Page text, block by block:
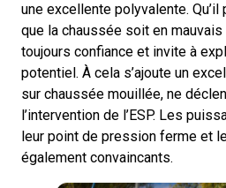
une excellente polyvalente. Qu’il
que la chaussée soit en
toujours confiance et invite à
potentiel. À cela s’ajoute un
sur chaussée mouillée, ne
l’intervention de l’ESP. Les
leur point de pression ferme et
également convaincants.